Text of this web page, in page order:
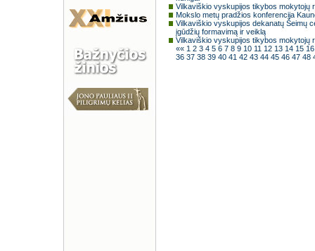
Vilkaviškio vyskupijos tikybos mokytojų
Mokslo metų pradžios konferencija
Vilkaviškio vyskupijos dekanatų Šeimų
įgūdžių formavimą ir veiklą
Vilkaviškio vyskupijos tikybos mokytojų
«« 1 2 3 4 5 6 7 8 9 10 11 12 13 14 15
36 37 38 39 40 41 42 43 44 45 46 47 48